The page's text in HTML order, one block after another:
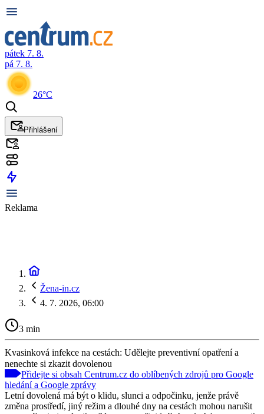
pátek 7. 8.
pá 7. 8.
26°C
Přihlášení
Reklama
Žena-in.cz
4. 7. 2026, 06:00
3 min
Kvasinková infekce na cestách: Udělejte preventivní opatření a
nenechte si zkazit dovolenou
Přidejte si obsah Centrum.cz do oblíbených zdrojů pro Google
hledání a Google zprávy
Letní dovolená má být o klidu, slunci a odpočinku, jenže právě
změna prostředí, jiný režim a dlouhé dny na cestách mohou narušit